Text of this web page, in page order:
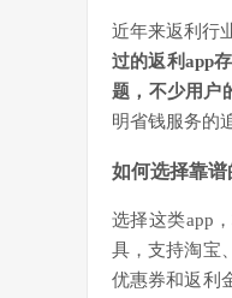
近年来返利行
过的返利app
题，不少用户
明省钱服务的
如何选择靠
选择这类app
具，支持淘宝
优惠券和返利